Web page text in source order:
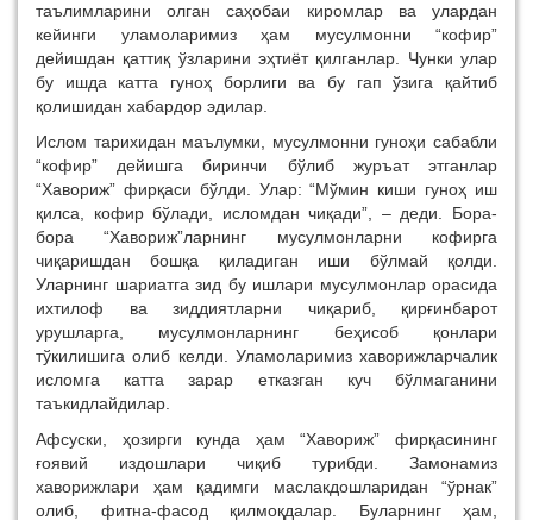
таълимларини олган саҳобаи киромлар ва улардан
кейинги уламоларимиз ҳам мусулмонни “кофир”
дейишдан қаттиқ ўзларини эҳтиёт қилганлар. Чунки улар
бу ишда катта гуноҳ борлиги ва бу гап ўзига қайтиб
қолишидан хабардор эдилар.
Ислом тарихидан маълумки, мусулмонни гуноҳи сабабли
“кофир” дейишга биринчи бўлиб журъат этганлар
“Хавориж” фирқаси бўлди. Улар: “Мўмин киши гуноҳ иш
қилса, кофир бўлади, исломдан чиқади”, – деди. Бора-
бора “Хавориж”ларнинг мусулмонларни кофирга
чиқаришдан бошқа қиладиган иши бўлмай қолди.
Уларнинг шариатга зид бу ишлари мусулмонлар орасида
ихтилоф ва зиддиятларни чиқариб, қирғинбарот
урушларга, мусулмонларнинг беҳисоб қонлари
тўкилишига олиб келди. Уламоларимиз хаворижларчалик
исломга катта зарар етказган куч бўлмаганини
таъкидлайдилар.
Афсуски, ҳозирги кунда ҳам “Хавориж” фирқасининг
ғоявий издошлари чиқиб турибди. Замонамиз
хаворижлари ҳам қадимги маслакдошларидан “ўрнак”
олиб, фитна-фасод қилмоқдалар. Буларнинг ҳам,